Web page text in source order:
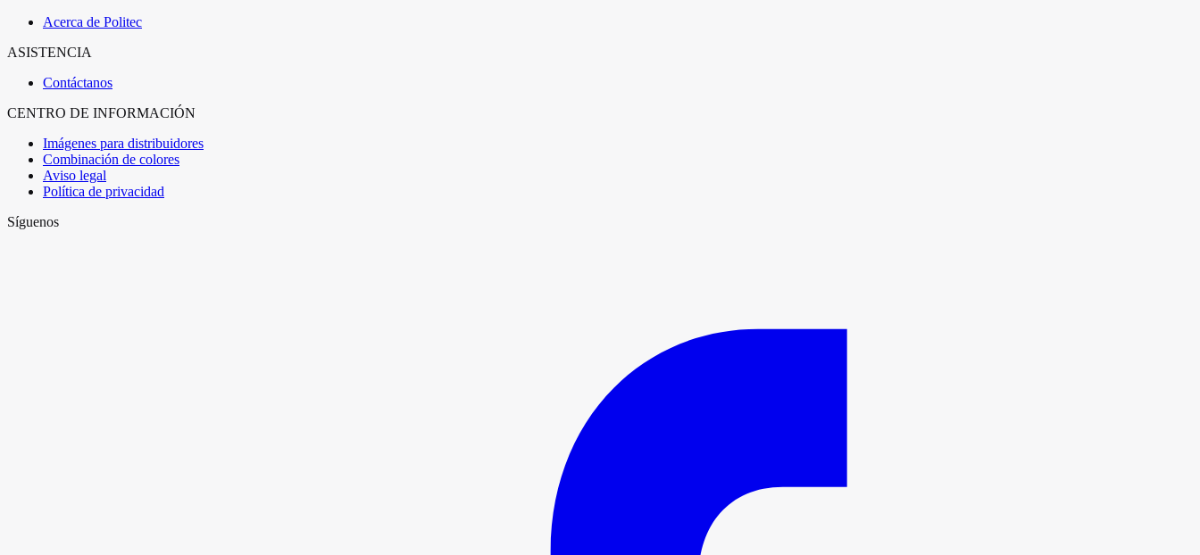
Acerca de Politec
ASISTENCIA
Contáctanos
CENTRO DE INFORMACIÓN
Imágenes para distribuidores
Combinación de colores
Aviso legal
Política de privacidad
Síguenos